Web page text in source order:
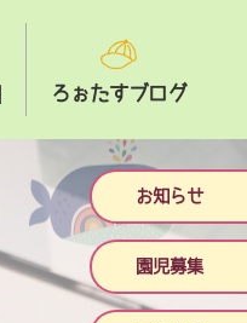
お知らせ
園児募集
ろぉたすブログ